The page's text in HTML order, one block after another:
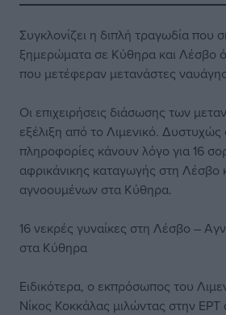
Συγκλονίζει η διπλή τραγωδία που
ξημερώματα σε Κύθηρα και Λέσβο
που μετέφεραν μετανάστες
Οι επιχειρήσεις διάσωσης των
εξέλιξη από το Λιμενικό. Δυστυχώς
πληροφορίες κάνουν λόγο για 16
αφρικάνικης καταγωγής στη Λέσβο
αγνοουμένων στα Κύθηρα.
16 νεκρές γυναίκες στη Λέσβο –
στα Κύθηρα
Ειδικότερα, ο εκπρόσωπος του
Νίκος Κοκκάλας μιλώντας στην